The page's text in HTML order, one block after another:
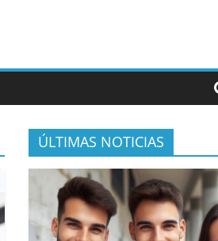
ÚLTIMAS NOTICIAS